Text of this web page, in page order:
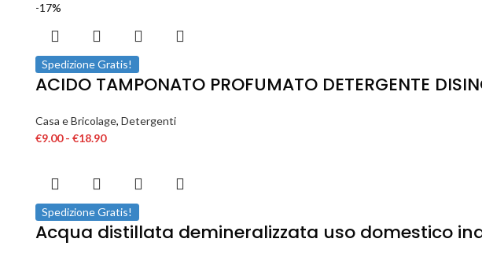
-17%
Spedizione Gratis!
ACIDO TAMPONATO PROFUMATO DETERGENTE
Casa e Bricolage, Detergenti
€9.00 - €18.90
Spedizione Gratis!
Acqua distillata demineralizzata uso domestico